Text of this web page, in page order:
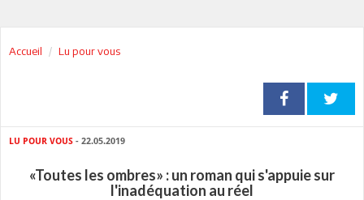
Accueil Lu pour vous
LU POUR VOUS - 22.05.2019
«Toutes les ombres» : un roman qui s'appuie sur
l'inadéquation au réel